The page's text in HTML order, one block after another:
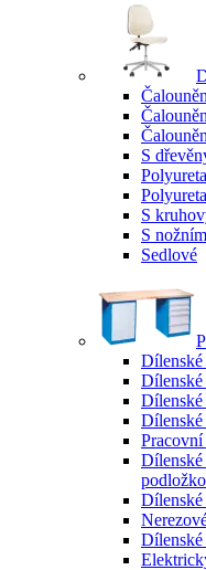
S
S
S
Sedlové
Dílenské
Dílenské
Dílenské
Dílenské
Dílenské
Dílenské